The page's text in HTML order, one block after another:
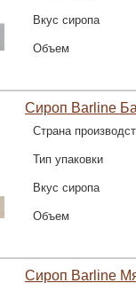
Вкус сиропа
Объем
Сироп Barline
Страна
Тип упаковки
Вкус сиропа
Объем
Сироп Barline